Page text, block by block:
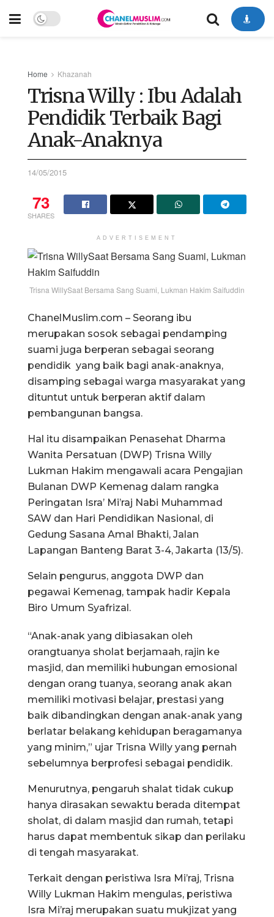
Home Khazanah
Trisna Willy : Ibu Adalah
Pendidik Terbaik Bagi
Anak-Anaknya
14/05/2015
73
SHARES
ADVERTISEMENT
Trisna WillySaat Bersama Sang Suami, Lukman Hakim Saifuddin
ChanelMuslim.com – Seorang ibu
merupakan sosok sebagai pendamping
suami juga berperan sebagai seorang
pendidik yang baik bagi anak-anaknya,
disamping sebagai warga masyarakat yang
dituntut untuk berperan aktif dalam
pembangunan bangsa.
Hal itu disampaikan Penasehat Dharma
Wanita Persatuan (DWP) Trisna Willy
Lukman Hakim mengawali acara Pengajian
Bulanan DWP Kemenag dalam rangka
Peringatan Isra’ Mi’raj Nabi Muhammad
SAW dan Hari Pendidikan Nasional, di
Gedung Sasana Amal Bhakti, Jalan
Lapangan Banteng Barat 3-4, Jakarta (13/5).
Selain pengurus, anggota DWP dan
pegawai Kemenag, tampak hadir Kepala
Biro Umum Syafrizal.
“Anak-anak yang dibiasakan oleh
orangtuanya sholat berjamaah, rajin ke
masjid, dan memiliki hubungan emosional
dengan orang tuanya, seorang anak akan
memiliki motivasi belajar, prestasi yang
baik dibandingkan dengan anak-anak yang
berlatar belakang kehidupan beragamanya
yang minim,” ujar Trisna Willy yang pernah
sebelumnya berprofesi sebagai pendidik.
Menurutnya, pengaruh shalat tidak cukup
hanya dirasakan sewaktu berada ditempat
sholat, di dalam masjid dan rumah, tetapi
harus dapat membentuk sikap dan perilaku
di tengah masyarakat.
Terkait dengan peristiwa Isra Mi’raj, Trisna
Willy Lukman Hakim mengulas, peristiwa
Isra Mi’raj merupakan suatu mukjizat yang